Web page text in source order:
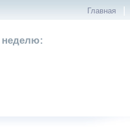
Главная |
неделю: